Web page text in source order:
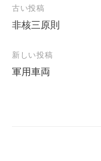
投
稿
ナ
ビ
ゲ
古い投稿
非核三原則
新しい投稿
軍用車両